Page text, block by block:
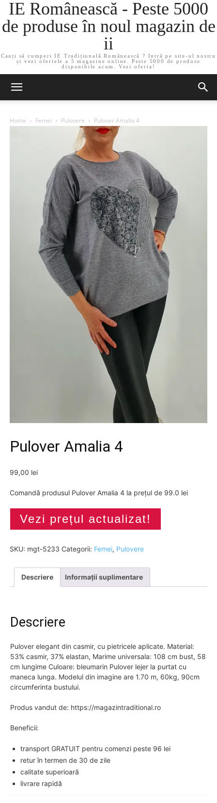
IE Românească - Peste 5000
de produse în noul magazin de
ii
Cauți să cumperi IE Tradițională Românească ? Intră pe site-ul nostru
și vezi ofertele a 5 magazine online. Peste 5000 de produse
disponibile acum. Vezi oferta!
Home Femei Pulovere Pulover Amalia 4
Pulover Amalia 4
99,00 lei
Comandă produsul Pulover Amalia 4 la prețul de 99.0 lei
Vezi prețul actualizat!
SKU: mgt-5233 Categorii: Femei, Pulovere
Descriere Informații suplimentare
Descriere
Pulover elegant din casmir, cu pietricele aplicate. Material:
53% casmir, 37% elastan, Marime universala: 108 cm bust, 58
cm lungime Culoare: bleumarin Pulover lejer la purtat cu
maneca lunga. Modelul din imagine are 1.70 m, 60kg, 90cm
circumferinta bustului.
Produs vandut de: https://magazintraditional.ro
Beneficii:
transport GRATUIT pentru comenzi peste 96 lei
retur în termen de 30 de zile
calitate superioară
livrare rapidă